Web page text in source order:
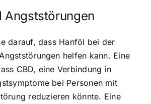
Angststörungen
darauf, dass Hanföl bei der
helfen kann. Eine
CBD, eine Verbindung in
bei Personen mit
reduzieren könnte. Eine